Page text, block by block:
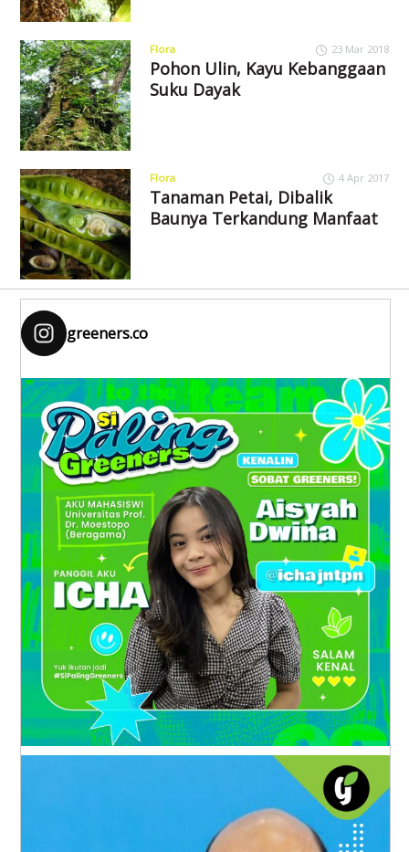
Flora 23 Mar 2018
Pohon Ulin, Kayu Kebanggaan
Suku Dayak
Flora 4 Apr 2017
Tanaman Petai, Dibalik
Baunya Terkandung Manfaat
greeners.co